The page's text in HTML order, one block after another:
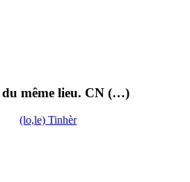
même lieu. CN (…)
(lo,le) Tinhèr